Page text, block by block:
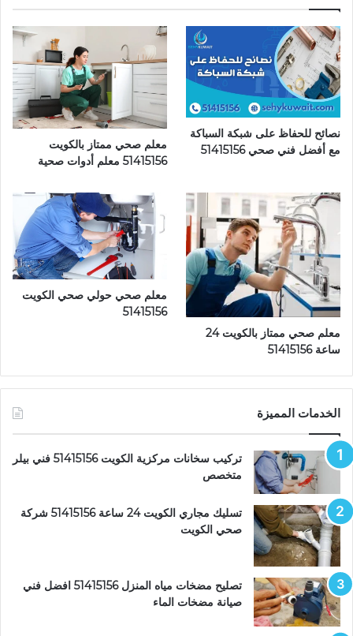
نصائح للحفاظ على شبكة السباكة
مع أفضل فني صحي 51415156
معلم صحي ممتاز بالكويت
51415156 معلم أدوات صحية
معلم صحي ممتاز بالكويت 24
ساعة 51415156
معلم صحي حولي صحي الكويت
51415156
الخدمات المميزة
تركيب سخانات مركزية الكويت 51415156 فني بيلر
متخصص
تسليك مجاري الكويت 24 ساعة 51415156 شركة
صحي الكويت
تصليح مضخات مياه المنزل 51415156 افضل فني
صيانة مضخات الماء